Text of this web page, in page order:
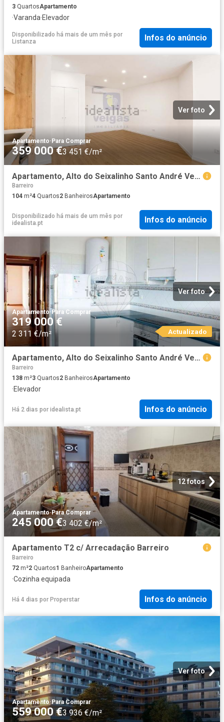
3 QuartosApartamento
·Varanda·Elevador
Disponibilizado há mais de um mês por
Listanza
Infos do anúncio
Ver foto
Apartamento·Para Comprar
359 000 €3 451 €/m²
Apartamento, Alto do Seixalinho Santo André Verderena
Barreiro
104 m²4 Quartos2 BanheirosApartamento
Disponibilizado há mais de um mês por
idealista.pt
Infos do anúncio
Ver foto
Apartamento·Para Comprar
319 000 €
2 311 €/m² Actualizado
Apartamento, Alto do Seixalinho Santo André Verderena
Barreiro
138 m²3 Quartos2 BanheirosApartamento
·Elevador
Há 2 dias por idealista.pt Infos do anúncio
12 fotos
Apartamento·Para Comprar
245 000 €3 402 €/m²
Apartamento T2 c/ Arrecadação Barreiro
Barreiro
72 m²2 Quartos1 BanheiroApartamento
·Cozinha equipada
Há 4 dias por Properstar Infos do anúncio
Ver foto
Apartamento·Para Comprar
559 000 €3 936 €/m²